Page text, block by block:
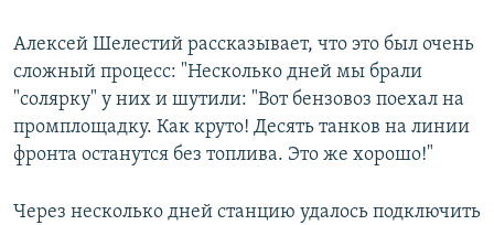
Алексей Шелестий рассказывает, что это был очень
сложный процесс: "Несколько дней мы брали
"солярку" у них и шутили: "Вот бензовоз поехал на
промплощадку. Как круто! Десять танков на линии
фронта останутся без топлива. Это же хорошо!"
Через несколько дней станцию удалось подключить